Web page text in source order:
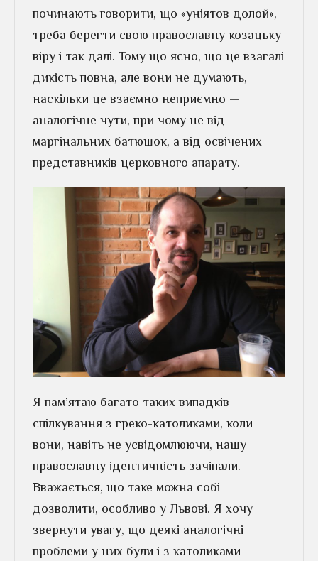
починають говорити, що «уніятов долой»,
треба берегти свою православну козацьку
віру і так далі. Тому що ясно, що це взагалі
дикість повна, але вони не думають,
наскільки це взаємно неприємно —
аналогічне чути, при чому не від
маргінальних батюшок, а від освічених
представників церковного апарату.
Я пам’ятаю багато таких випадків
спілкування з греко-католиками, коли
вони, навіть не усвідомлюючи, нашу
православну ідентичність зачіпали.
Вважається, що таке можна собі
дозволити, особливо у Львові. Я хочу
звернути увагу, що деякі аналогічні
проблеми у них були і з католиками